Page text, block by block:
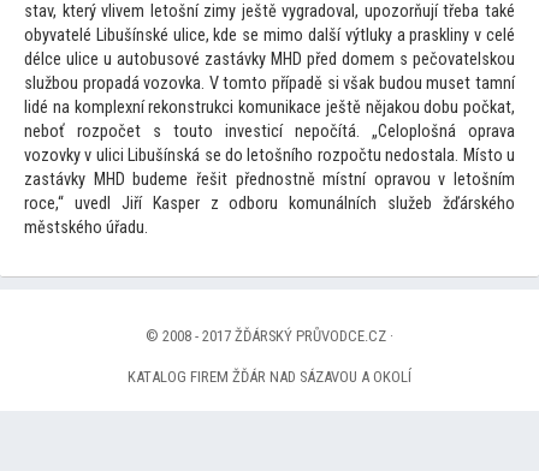
stav, který vlivem letošní zimy ještě vygradoval, upozorňují třeba také
obyvatelé Libušínské ulice, kde se mimo další výtluky a praskliny v celé
délce ulice u autobusové zastávky MHD před domem s pečovatelskou
službou propadá vozovka. Vtomto případě si však budou muset tamní
lidé na komplexní rekonstrukci komunikace ještě nějakou dobu počkat,
neboť rozpočet s touto investicí nepočítá. „Celoplošná oprava
vozovky v ulici Libušínská se do letošního rozpočtu nedostala. Místo u
zastávky MHD budeme řešit přednostně místní opravou v letošním
roce,“ uvedl Jiří Kasper z odboru komunálních služeb žďárského
městského úřadu.
© 2008 - 2017 ŽĎÁRSKÝ PRŮVODCE.CZ ·
KATALOG FIREM ŽĎÁR NAD SÁZAVOU A OKOLÍ